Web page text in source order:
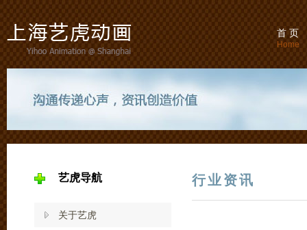
首 页
Home
艺虎导航
关于艺虎
行业资讯